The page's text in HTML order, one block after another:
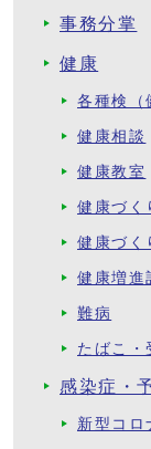
事務分掌
健康
各種検（
健康相談
健康教室
健康づく
健康づく
健康増進
難病
たばこ・
感染症・
新型コロ